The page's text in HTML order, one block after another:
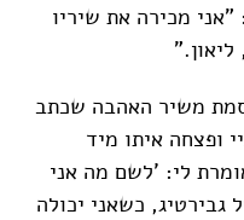
מכירה את שיריו
משיר האהבה שכתב
ופצחה איתו מיד
לי: 'לשם מה אני
כשאני יכולה